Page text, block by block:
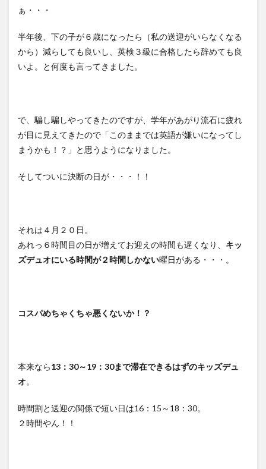
ぁ・・・
半年後、下の子が６歳になったら（私の送迎がいらなくなる
から）減らしても良いし、英検３級に合格したら辞めても良
いよ。と何度も言ってきました。
で、騙し騙しやってきたのですが、学年があがり流石に疲れ
が目に見えてきたので「このままでは英語が嫌いになってし
まうかも！？」と思うようになりました。
そしてついに決断の日が・・・！！
それは４月２０日。
あれっ６時間目の日が増えてお迎えの時間も遅くなり、 キッ
ズデュオにいる時間が２時間しかない曜日がある・・・。
コスパめちゃくちゃ悪くないか！？
本来なら13：30～19：30まで滞在できるはずのキッズデュ
オ。
時間割と送迎の関係で短い日は16：15～18：30。
２時間やん！！